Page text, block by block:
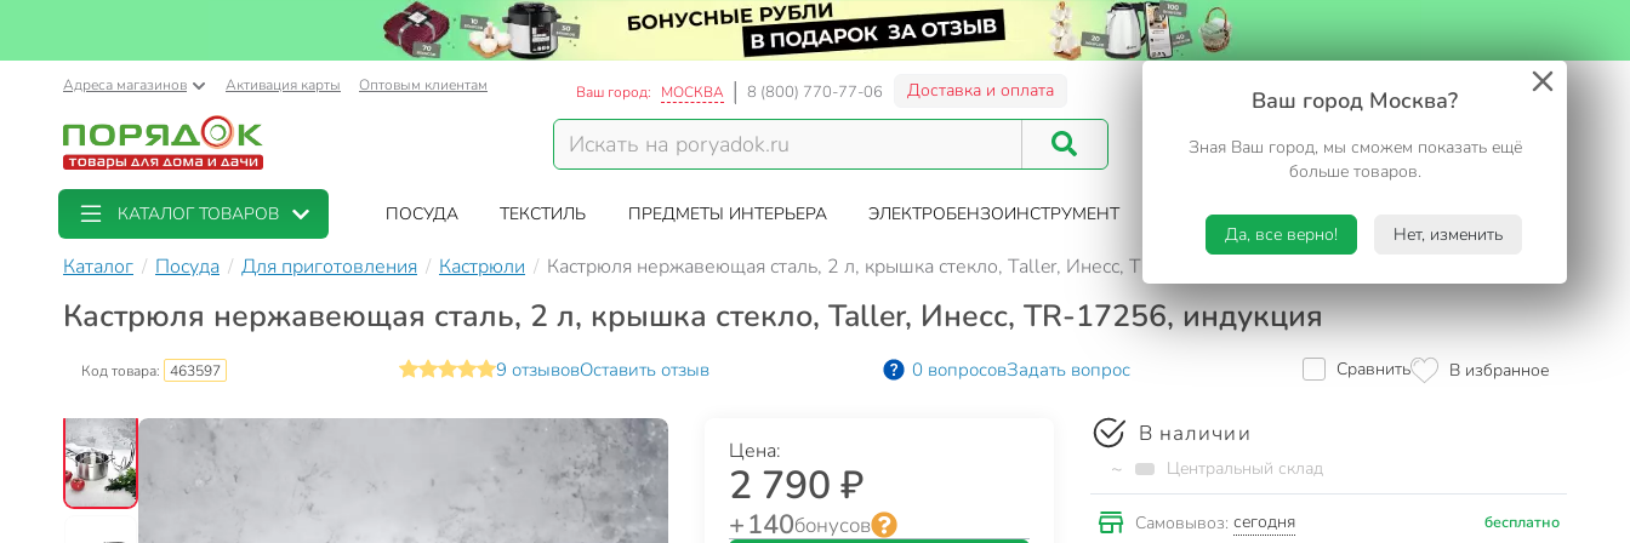
Ваш город Москва?
Зная Ваш город, мы сможем показать ещё
больше товаров.
Да, все верно! Нет, изменить
Адреса магазинов Активация карты Оптовым клиентам Ваш город: МОСКВА 8 (800) 770-77-06 Доставка и оплата
Корзина
КАТАЛОГ ТОВАРОВ ПОСУДА ТЕКСТИЛЬ ПРЕДМЕТЫ ИНТЕРЬЕРА ЭЛЕКТРОБЕНЗОИНСТРУМЕНТ САД И ОГОРОД ТУРИЗМ. ОТДЫХ НА ДАЧЕ
Каталог Посуда Для приготовления Кастрюли Кастрюля нержавеющая сталь, 2 л, крышка стекло, Taller, Инесс, TR-17256, индукция
Кастрюля нержавеющая сталь, 2 л, крышка стекло, Taller, Инесс, TR-17256, индукция
Код товара: 463597 9 отзывовОставить отзыв 0 вопросовЗадать вопрос Сравнить В избранное
Цена:
2 790 ₽
+ 140бонусов
В наличии
~ Центральный склад
Самовывоз: сегодня бесплатно